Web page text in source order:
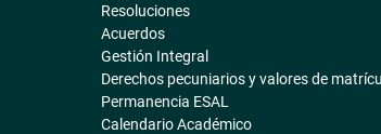
Resoluciones
Acuerdos
Gestión Integral
Derechos pecuniarios y valores de
Permanencia ESAL
Calendario Académico